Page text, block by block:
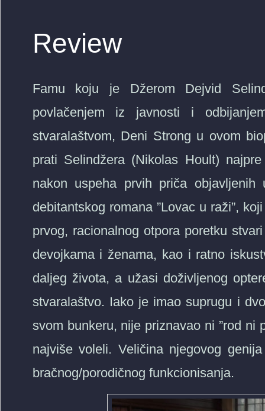
Review
Famu koju je Džerom Dejvid
povlačenjem iz javnosti i
stvaralaštvom, Deni Strong u ovom
prati Selindžera (Nikolas Hoult)
nakon uspeha prvih priča
debitantskog romana ”Lovac u raži”,
prvog, racionalnog otpora poretku
devojkama i ženama, kao i ratno
daljeg života, a užasi doživljenog
stvaralaštvo. Iako je imao suprugu i
svom bunkeru, nije priznavao ni ”rod ni
najviše voleli. Veličina njegovog
bračnog/porodičnog funkcionisanja.